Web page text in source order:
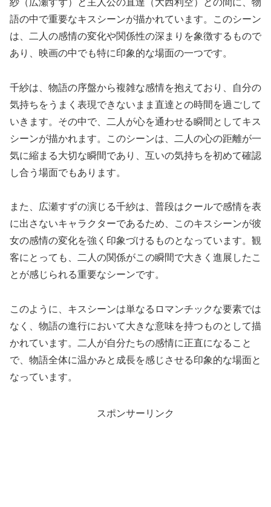
語の中で重要なキスシーンが描かれています。このシーン
は、二人の感情の変化や関係性の深まりを象徴するもので
あり、映画の中でも特に印象的な場面の一つです。
千紗は、物語の序盤から複雑な感情を抱えており、自分の
気持ちをうまく表現できないまま直達との時間を過ごして
いきます。その中で、二人が心を通わせる瞬間としてキス
シーンが描かれます。このシーンは、二人の心の距離が一
気に縮まる大切な瞬間であり、互いの気持ちを初めて確認
し合う場面でもあります。
また、広瀬すずの演じる千紗は、普段はクールで感情を表
に出さないキャラクターであるため、このキスシーンが彼
女の感情の変化を強く印象づけるものとなっています。観
客にとっても、二人の関係がこの瞬間で大きく進展したこ
とが感じられる重要なシーンです。
このように、キスシーンは単なるロマンチックな要素では
なく、物語の進行において大きな意味を持つものとして描
かれています。二人が自分たちの感情に正直になること
で、物語全体に温かみと成長を感じさせる印象的な場面と
なっています。
スポンサーリンク